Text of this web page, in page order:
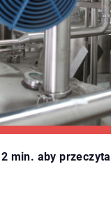
min. aby